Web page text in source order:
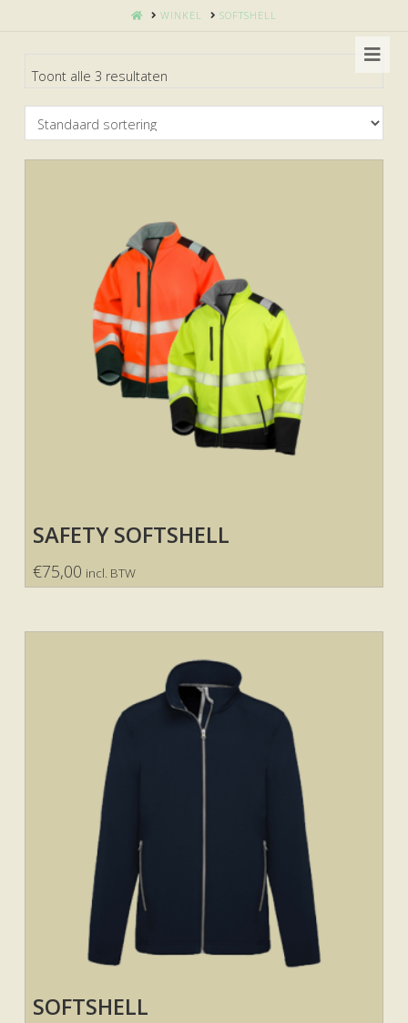
HOMEWINKEL SOFTSHELL
Toont alle 3 resultaten
SAFETY SOFTSHELL
€75,00 incl. BTW
SOFTSHELL